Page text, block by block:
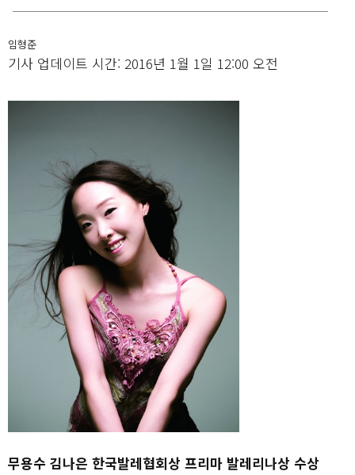
임형준
기사 업데이트 시간: 2016년 1월 1일 12:00 오전
무용수 김나은 한국발레협회상 프리마 발레리나상 수상